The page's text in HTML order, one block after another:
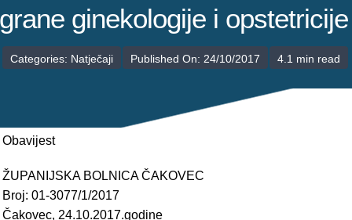
PALIJATIVNA SKRB
ginekologije i opstetricije
Categories: Natječaji Published On: 24/10/2017 4.1 min read
Obavijest
ŽUPANIJSKA BOLNICA ČAKOVEC
Broj: 01-3077/1/2017
Čakovec, 24.10.2017.godine